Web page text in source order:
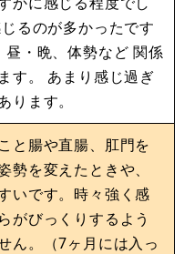
るのが多かったです
・晩、体勢など 関係
す。 あまり感じ過ぎ
ります。
と腸や直腸、肛門を
勢を変えたときや、
いです。時々強く感
がびっくりするよう
ん。（7ヶ月には入っ